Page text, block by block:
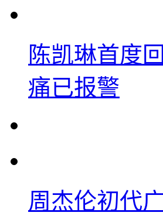
陈凯琳首度
痛已报警
周杰伦初代